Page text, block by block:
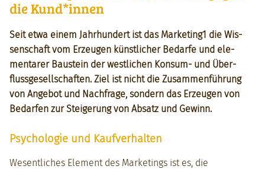
die Kund*innen
Seit etwa einem Jahrhun­dert ist das Marketing1 die Wis­
senschaft vom Erzeu­gen kün­stlich­er Bedarfe und ele­
mentar­er Baustein der west­lichen Kon­sum- und Über­
flussge­sellschaften. Ziel ist nicht die Zusam­men­führung
von Ange­bot und Nach­frage, son­dern das Erzeu­gen von
Bedar­fen zur Steigerung von Absatz und Gewinn.
Psychologie und Kaufverhalten
Wesentlich­es Ele­ment des Mar­ket­ings ist es, die